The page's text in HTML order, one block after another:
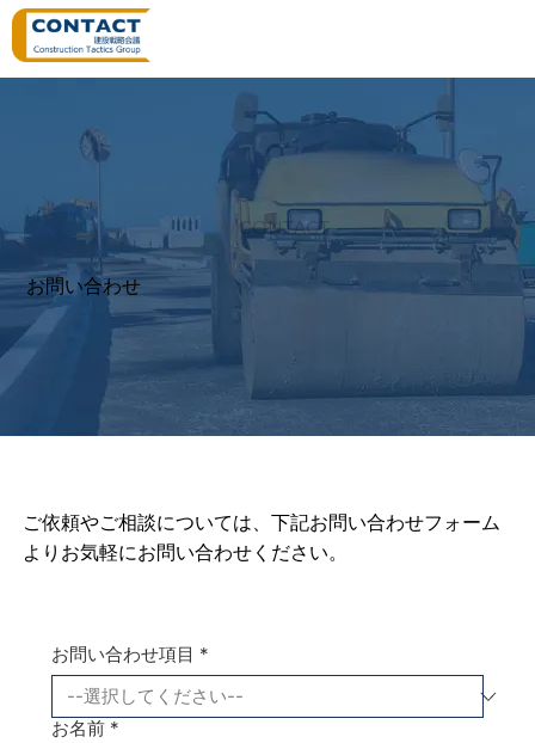
CONTACT
お問い合わせ
ご依頼やご相談については、下記お問い合わせフォーム
よりお気軽にお問い合わせください。
お問い合わせ項目 *
お名前 *